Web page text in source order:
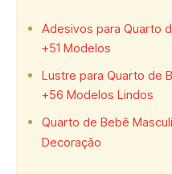
Adesivos para Quarto
+51 Modelos
Lustre para Quarto de
+56 Modelos Lindos
Quarto de Bebê
Decoração